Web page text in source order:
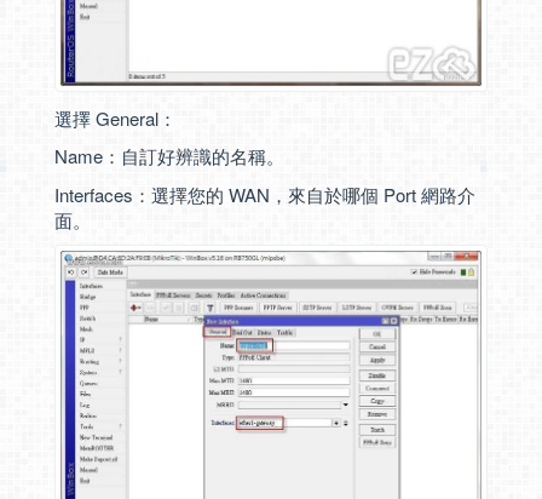
選擇 General：
Name：自訂好辨識的名稱。
Interfaces：選擇您的 WAN，來自於哪個 Port 網路介
面。